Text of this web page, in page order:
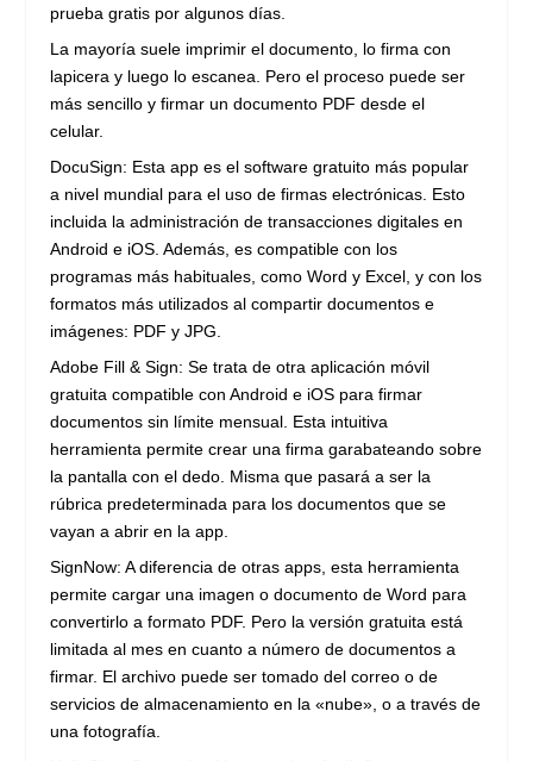
prueba gratis por algunos días.
La mayoría suele imprimir el documento, lo firma con
lapicera y luego lo escanea. Pero el proceso puede ser
más sencillo y firmar un documento PDF desde el
celular.
DocuSign: Esta app es el software gratuito más popular
a nivel mundial para el uso de firmas electrónicas. Esto
incluida la administración de transacciones digitales en
Android e iOS. Además, es compatible con los
programas más habituales, como Word y Excel, y con los
formatos más utilizados al compartir documentos e
imágenes: PDF y JPG.
Adobe Fill & Sign: Se trata de otra aplicación móvil
gratuita compatible con Android e iOS para firmar
documentos sin límite mensual. Esta intuitiva
herramienta permite crear una firma garabateando sobre
la pantalla con el dedo. Misma que pasará a ser la
rúbrica predeterminada para los documentos que se
vayan a abrir en la app.
SignNow: A diferencia de otras apps, esta herramienta
permite cargar una imagen o documento de Word para
convertirlo a formato PDF. Pero la versión gratuita está
limitada al mes en cuanto a número de documentos a
firmar. El archivo puede ser tomado del correo o de
servicios de almacenamiento en la «nube», o a través de
una fotografía.